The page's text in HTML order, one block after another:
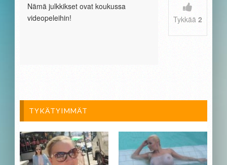
Nämä julkkikset ovat koukussa
videopeleihin!
Tykkää 2
TYKÄTYIMMÄT